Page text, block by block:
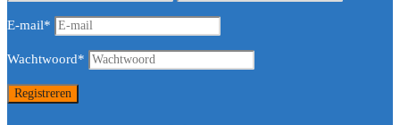
E-mail*
Wachtwoord*